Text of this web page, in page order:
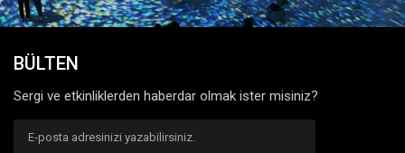
BÜLTEN
Sergi ve etkinliklerden haberdar olmak ister misiniz?